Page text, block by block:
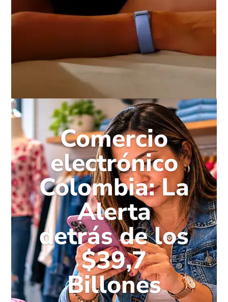
Comercio
electrónico
Colombia: La
Alerta
detrás de los
$39,7
Billones